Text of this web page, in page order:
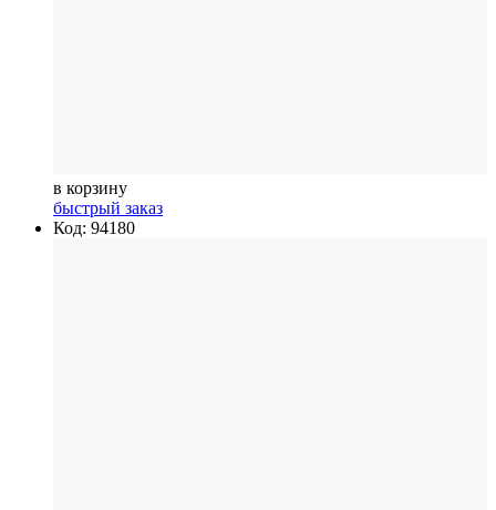
в корзину
быстрый заказ
Код: 94180